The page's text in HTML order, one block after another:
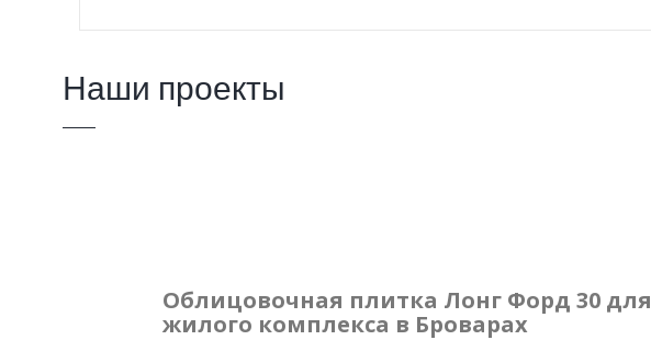
Наши проекты
Облицовочная плитка Лонг Форд 30 для
жилого комплекса в Броварах